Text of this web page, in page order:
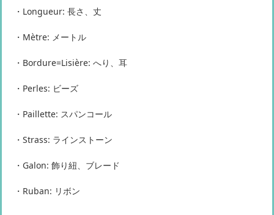
・Longueur: 長さ、丈
・Mètre: メートル
・Bordure=Lisière: へり、耳
・Perles: ビーズ
・Paillette: スパンコール
・Strass: ラインストーン
・Galon: 飾り紐、ブレード
・Ruban: リボン